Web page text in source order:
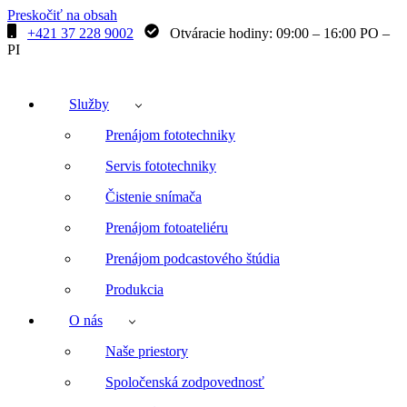
Preskočiť na obsah
+421 37 228 9002
Otváracie hodiny: 09:00 – 16:00 PO –
PI
Služby
Prenájom fototechniky
Servis fototechniky
Čistenie snímača
Prenájom fotoateliéru
Prenájom podcastového štúdia
Produkcia
O nás
Naše priestory
Spoločenská zodpovednosť